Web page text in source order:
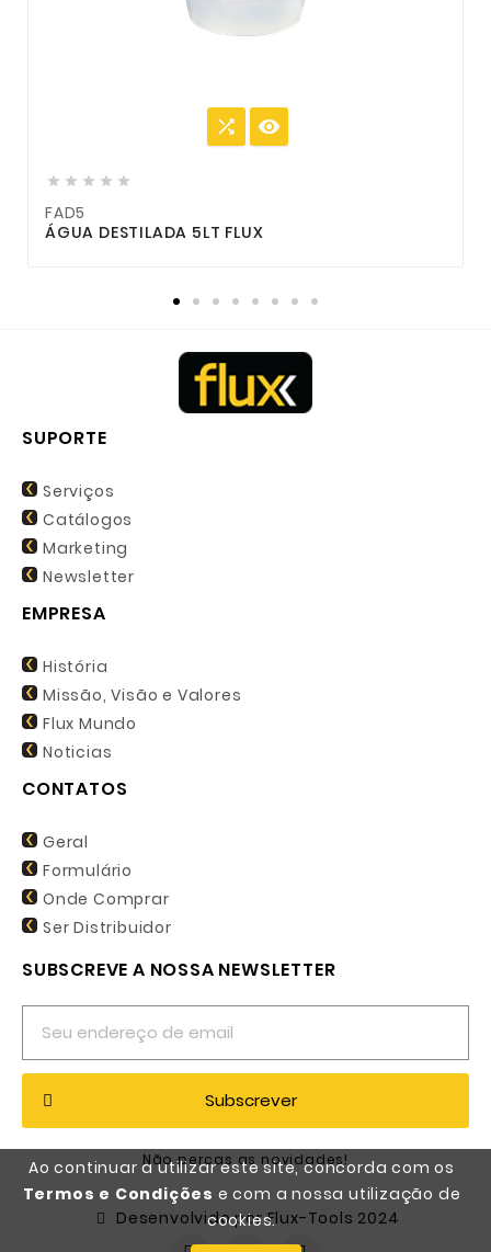
Ao continuar a utilizar este site, concorda com os
Termos e Condições e com a nossa utilização de
cookies.
 
    
FAD5
ÁGUA DESTILADA 5LT FLUX
SUPORTE
Serviços
Catálogos
Marketing
Newsletter
EMPRESA
História
Missão, Visão e Valores
Flux Mundo
Noticias
CONTATOS
Geral
Formulário
Onde Comprar
Ser Distribuidor
SUBSCREVE A NOSSA NEWSLETTER
Subscrever
Não percas as novidades!
Desenvolvido por Flux-Tools 2024